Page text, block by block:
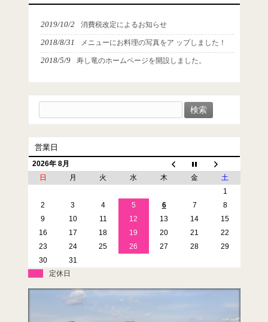
2019/10/2 消費税改定によるお知らせ
2018/8/31 メニューにお料理の写真をア ップしました！
2018/5/9 寿し竜のホームページを開設しました。
索:
営業日
2026年 8月
日
月 火 水 木 金
土
1
2
3 4 5 6 7
8
9
10 11 12 13 14
15
16
17 18 19 20 21
22
23
24 25 26 27 28
29
30
31
定休日